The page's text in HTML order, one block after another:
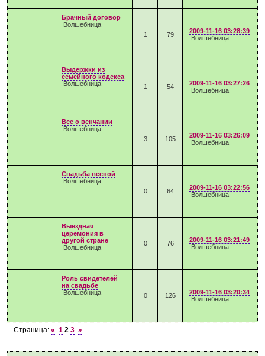
Брачный договор
Волшебница
1
79
2009-11-16 03:28:39
Волшебница
Выдержки из
семейного кодекса
Волшебница
1 54
2009-11-16 03:27:26
Волшебница
Все о венчании
Волшебница
3
105
2009-11-16 03:26:09
Волшебница
Свадьба весной
Волшебница
0
64
2009-11-16 03:22:56
Волшебница
Выездная
церемония в
другой стране
Волшебница
0 76
2009-11-16 03:21:49
Волшебница
Роль свидетелей
на свадьбе
Волшебница
0 126
2009-11-16 03:20:34
Волшебница
Страница:« 1 2 3 »